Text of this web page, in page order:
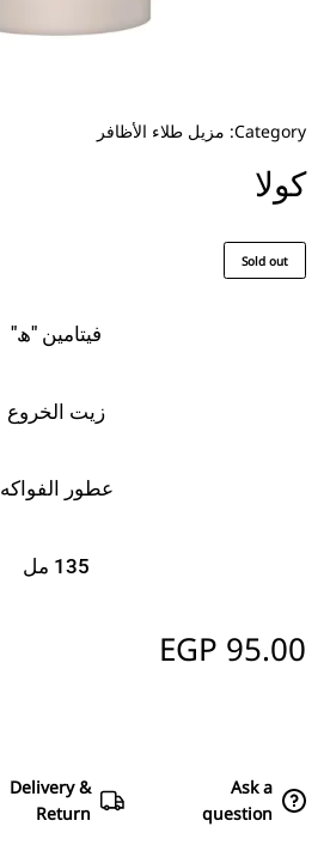
Category: مزيل طلاء الأظافر
كولا
Sold out
فيتامين "ھ"
زيت الخروع
عطور الفواكه
135 مل
EGP 95.00
Ask a
question
Delivery &
Return